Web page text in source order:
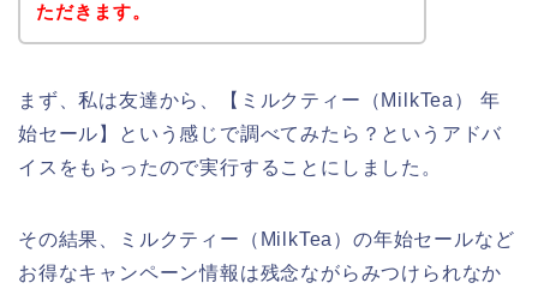
ただきます。
まず、私は友達から、【ミルクティー（MilkTea） 年
始セール】という感じで調べてみたら？というアドバ
イスをもらったので実行することにしました。
その結果、ミルクティー（MilkTea）の年始セールなど
お得なキャンペーン情報は残念ながらみつけられなか